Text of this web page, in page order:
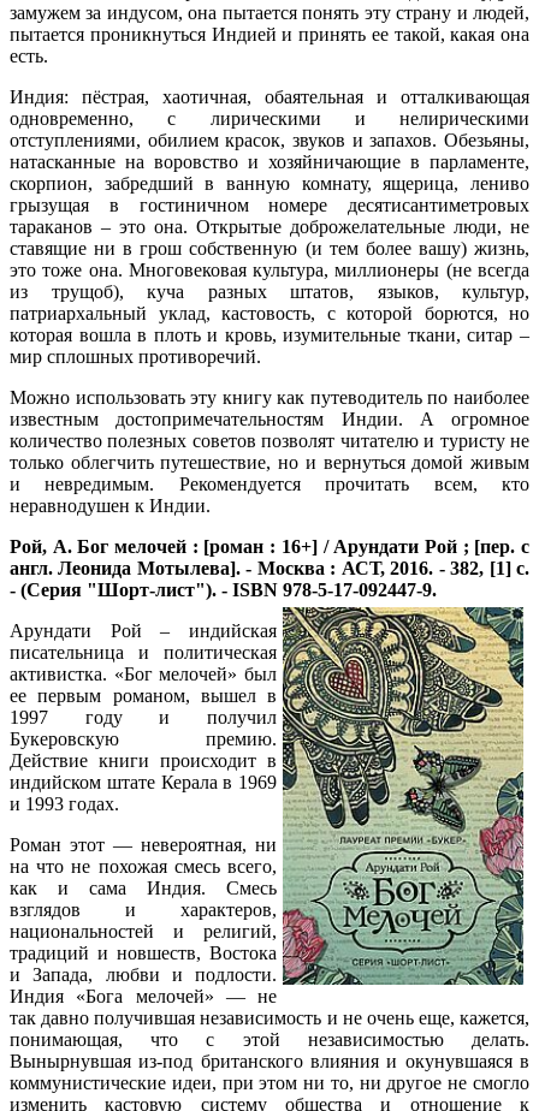
замужем за индусом, она пытается понять эту страну и людей,
пытается проникнуться Индией и принять ее такой, какая она
есть.
Индия: пёстрая, хаотичная, обаятельная и отталкивающая
одновременно, с лирическими и нелирическими
отступлениями, обилием красок, звуков и запахов. Обезьяны,
натасканные на воровство и хозяйничающие в парламенте,
скорпион, забредший в ванную комнату, ящерица, лениво
грызущая в гостиничном номере десятисантиметровых
тараканов – это она. Открытые доброжелательные люди, не
ставящие ни в грош собственную (и тем более вашу) жизнь,
это тоже она. Многовековая культура, миллионеры (не всегда
из трущоб), куча разных штатов, языков, культур,
патриархальный уклад, кастовость, с которой борются, но
которая вошла в плоть и кровь, изумительные ткани, ситар –
мир сплошных противоречий.
Можно использовать эту книгу как путеводитель по наиболее
известным достопримечательностям Индии. А огромное
количество полезных советов позволят читателю и туристу не
только облегчить путешествие, но и вернуться домой живым
и невредимым. Рекомендуется прочитать всем, кто
неравнодушен к Индии.
Рой, А.Бог мелочей : [роман : 16+] / Арундати Рой ; [пер. с
англ. Леонида Мотылева]. - Москва : АСТ, 2016. - 382, [1] с.
- (Серия "Шорт-лист"). - ISBN 978-5-17-092447-9.
Арундати Рой – индийская
писательница и политическая
активистка. «Бог мелочей» был
ее первым романом, вышел в
1997 году и получил
Букеровскую премию.
Действие книги происходит в
индийском штате Керала в 1969
и 1993 годах.
Роман этот — невероятная, ни
на что не похожая смесь всего,
как и сама Индия. Смесь
взглядов и характеров,
национальностей и религий,
традиций и новшеств, Востока
и Запада, любви и подлости.
Индия «Бога мелочей» — не
так давно получившая независимость и не очень еще, кажется,
понимающая, что с этой независимостью делать.
Вынырнувшая из-под британского влияния и окунувшаяся в
коммунистические идеи, при этом ни то, ни другое не смогло
изменить кастовую систему общества и отношение к